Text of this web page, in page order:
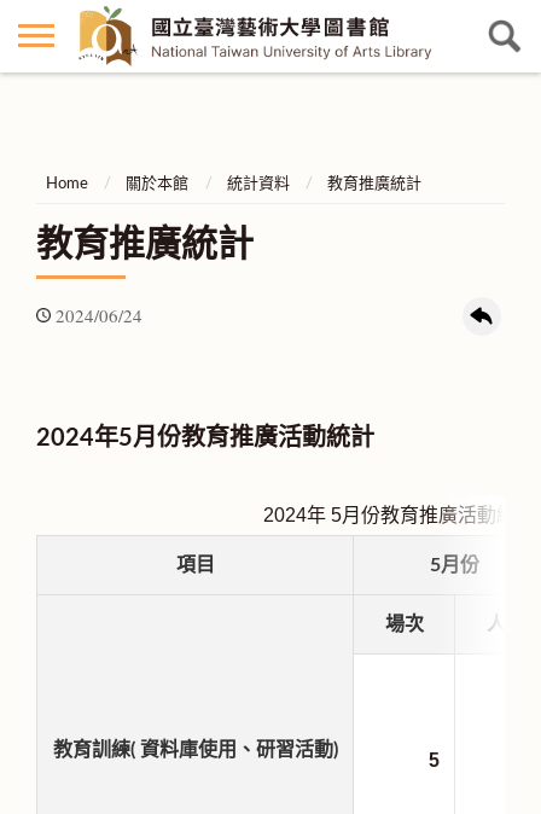
Home 關於本館 統計資料 教育推廣統計
教育推廣統計
2024/06/24
2024年5月份教育推廣活動統計
2024年 5月份教育推廣活動統計
項目 5月份
教育訓練( 資料庫使用、研習活動)
場次 人
5